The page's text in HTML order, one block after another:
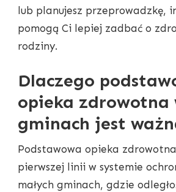
lub planujesz przeprowadzkę,
pomogą Ci lepiej zadbać o
rodziny.
Dlaczego
opieka zdrowotna
gminach jest
Podstawowa opieka
pierwszej linii w systemie
małych gminach, gdzie